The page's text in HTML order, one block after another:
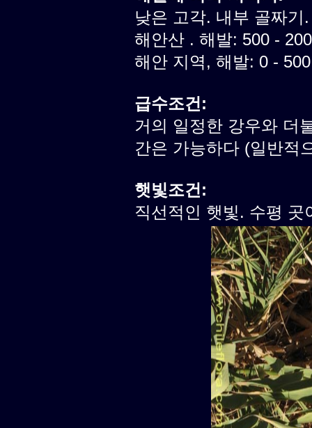
낮은 고각. 내부 골짜기.
해안산 . 해발: 500 -
해안 지역, 해발: 0 -
급수조건:
거의 일정한 강우와 더
간은 가능하다 (일반적
햇빛조건:
직선적인 햇빛. 수평